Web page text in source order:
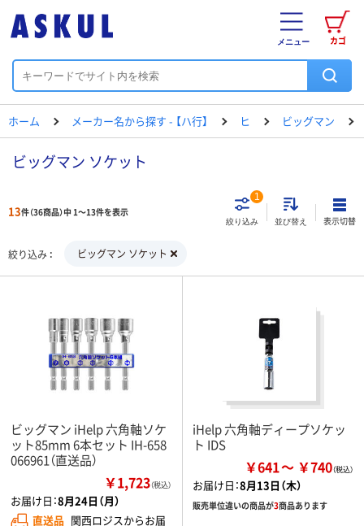
カゴ
メニュー
ホーム メーカー名から探す - 【ハ行】 ヒ ビッグマン
ビッグマン ソケット
13件（36商品）中 1～13件を表示
絞り込み
1
並び替え 表示切替
絞り込み ビッグマン ソケット
ビッグマン iHelp 六角軸ソケ
ット85mm 6本セット IH-658
066961（直送品）
￥1,723（税込）
お届け日：8月24日（月）
直送品 関西ロジスからお届
iHelp 六角軸ディープソケッ
ト IDS
￥641 ￥740
お届け日：8月13日（木）
販売単位違いの商品が3商品あります